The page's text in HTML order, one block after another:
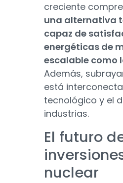
creciente
una alternativa
capaz de
energéticas de
escalable como
Además,
está
tecnológico y el
industrias.
El futuro
nuclear